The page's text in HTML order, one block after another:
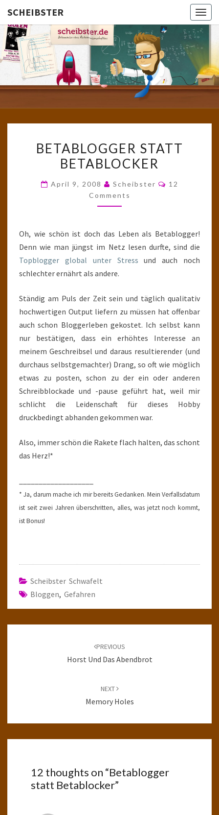
SCHEIBSTER
Gutbürgerliche
Reime Und
Mehr! In
Blogform.
School!
STATT
BETABLOCKER
BETABLOGGER STATT
BETABLOCKER
April 9, 2008 Scheibster Comments
12
Comments
Oh, wie schön ist doch das Leben als Betablogger!
Denn wie man jüngst im Netz lesen durfte, sind die
Topblogger global unter Stress und auch noch
schlechter ernährt als andere.
Ständig am Puls der Zeit sein und täglich qualitativ
hochwertigen Output liefern zu müssen hat offenbar
auch schon Bloggerleben gekostet. Ich selbst kann
nur bestätigen, dass ein erhöhtes Interesse an
meinem Geschreibsel und daraus resultierender (und
durchaus selbstgemachter) Drang, so oft wie möglich
etwas zu posten, schon zu der ein oder anderen
Schreibblockade und -pause geführt hat, weil mir
schlicht die Leidenschaft für dieses Hobby
druckbedingt abhanden gekommen war.
Also, immer schön die Rakete flach halten, das schont
das Herz!*
* Ja, darum mache ich mir bereits Gedanken. Mein Verfallsdatum
ist seit zwei Jahren überschritten, alles, was jetzt noch kommt,
ist Bonus!
Scheibster Schwafelt
Bloggen, Gefahren
PREVIOUS
Horst Und Das Abendbrot
NEXT
Memory Holes
12 thoughts on “Betablogger
statt Betablocker”